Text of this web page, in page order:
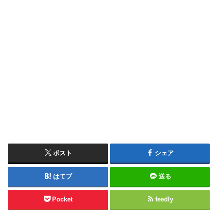
ポスト シェア
はてブ 送る
Pocket feedly